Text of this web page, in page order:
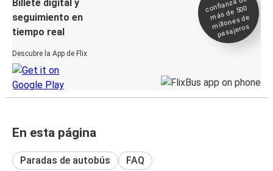
Billete digital y
seguimiento en
tiempo real
Descubre la App de Flix
confianza de
más de 500
millones de
pasajeros
En esta página
Paradas de autobús FAQ